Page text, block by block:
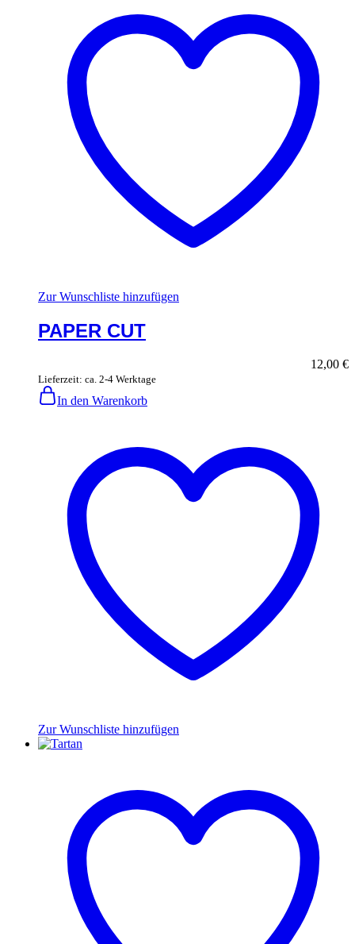
Zur Wunschliste hinzufügen
PAPER CUT
12,00 €
Lieferzeit: ca. 2-4 Werktage
In den Warenkorb
Zur Wunschliste hinzufügen